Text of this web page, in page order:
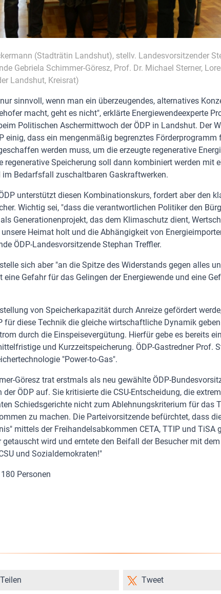
(Stadträtin Landshut), stellv. Landesvorsitzender
Gebriela Schimmer-Göresz, Prof. Dr. Michael Sterner,
Landshut, Kreisrat)
sinnvoll, wenn man ein überzeugendes, alternatives
macht, geht es nicht", erklärte Energiewendeexperte
Politischen Aschermittwoch der ÖDP in Landshut. Der
einig, dass ein mengenmäßig begrenztes Förderprogramm
werden muss, um die erzeugte regenerative
regenerative Speicherung soll dann kombiniert werden mit
im Bedarfsfall zuschaltbaren Gaskraftwerken.
unterstützt diesen Kombinationskurs, fordert aber den
Wichtig sei, "dass die verantwortlichen Politiker den
Generationenprojekt, das dem Klimaschutz dient,
Heimat holt und die Abhängigkeit von
ÖDP-Landesvorsitzende Stephan Treffler.
sich aber "an die Spitze des Widerstands gegen alles
eine Gefahr für das Gelingen der Energiewende und eine
von Speicherkapazität durch Anreize gefördert
für diese Technik die gleiche wirtschaftliche Dynamik
durch die Einspeisevergütung. Hierfür gebe es bereits
und Kurzzeitspeicherung. ÖDP-Gastredner Prof.
"Power-to-Gas".
Göresz trat erstmals als neu gewählte ÖDP-
ÖDP auf. Sie kritisierte die CSU-Entscheidung, die
Schiedsgerichte nicht zum Ablehnungskriterium für das
zu machen. Die Parteivorsitzende befürchtet, dass
mittels der Freihandelsabkommen CETA, TTIP und TiSA
getauscht wird und erntete den Beifall der Besucher mit
und Sozialdemokraten!"
Personen
Teilen Tweet